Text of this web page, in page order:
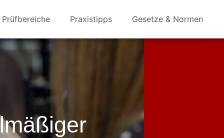
Prüfbereiche Praxistipps Gesetze & Normen